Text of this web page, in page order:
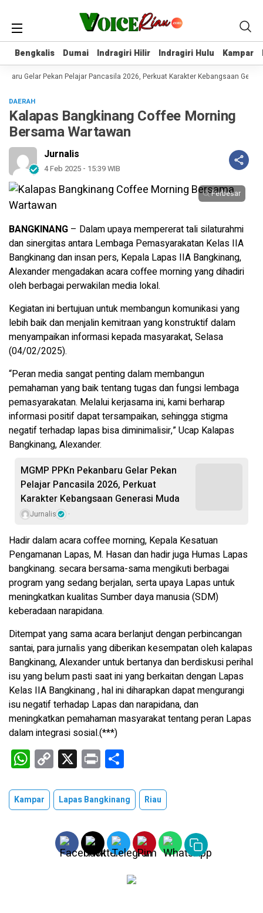
Bengkalis Dumai Indragiri Hilir Indragiri Hulu Kampar
Bengkalis Dumai Indragiri Hilir Indragiri Hulu Kampar
Gelar Pekan Pelajar Pancasila 2026, Perkuat Karakter Kebangsaan
DAERAH
Kalapas Bangkinang Coffee Morning
Bersama Wartawan
Jurnalis
4 Feb 2025 - 15:39 WIB
Perbesar
BANGKINANG – Dalam upaya mempererat tali silaturahmi
dan sinergitas antara Lembaga Pemasyarakatan Kelas IIA
Bangkinang dan insan pers, Kepala Lapas IIA Bangkinang,
Alexander mengadakan acara coffee morning yang dihadiri
oleh berbagai perwakilan media lokal.
Kegiatan ini bertujuan untuk membangun komunikasi yang
lebih baik dan menjalin kemitraan yang konstruktif dalam
menyampaikan informasi kepada masyarakat, Selasa
(04/02/2025).
“Peran media sangat penting dalam membangun
pemahaman yang baik tentang tugas dan fungsi lembaga
pemasyarakatan. Melalui kerjasama ini, kami berharap
informasi positif dapat tersampaikan, sehingga stigma
negatif terhadap lapas bisa diminimalisir,” Ucap Kalapas
Bangkinang, Alexander.
MGMP PPKn Pekanbaru Gelar Pekan
Pelajar Pancasila 2026, Perkuat
Karakter Kebangsaan Generasi Muda
Jurnalis
Hadir dalam acara coffee morning, Kepala Kesatuan
Pengamanan Lapas, M. Hasan dan hadir juga Humas Lapas
bangkinang. secara bersama-sama mengikuti berbagai
program yang sedang berjalan, serta upaya Lapas untuk
meningkatkan kualitas Sumber daya manusia (SDM)
keberadaan narapidana.
Ditempat yang sama acara berlanjut dengan perbincangan
santai, para jurnalis yang diberikan kesempatan oleh kalapas
Bangkinang, Alexander untuk bertanya dan berdiskusi perihal
isu yang belum pasti saat ini yang berkaitan dengan Lapas
Kelas IIA Bangkinang , hal ini diharapkan dapat mengurangi
isu negatif terhadap Lapas dan narapidana, dan
meningkatkan pemahaman masyarakat tentang peran Lapas
dalam integrasi sosial.(***)
W
h
at
s
C
o
py
Li
n
k
X Pr
in
t ar
e
Kampar Lapas Bangkinang Riau